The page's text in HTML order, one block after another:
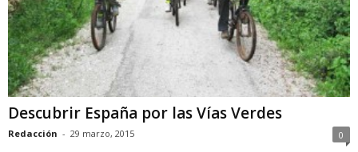
Descubrir España por las Vías Verdes
Redacción - 29 marzo, 2015 0